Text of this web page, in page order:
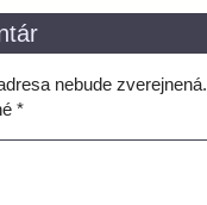
nebude zverejnená.
*